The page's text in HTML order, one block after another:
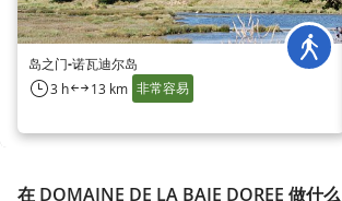
岛之门-诺瓦迪尔岛
3 h 13 km 非常容易
在 DOMAINE DE LA BAIE DOREE 做什么